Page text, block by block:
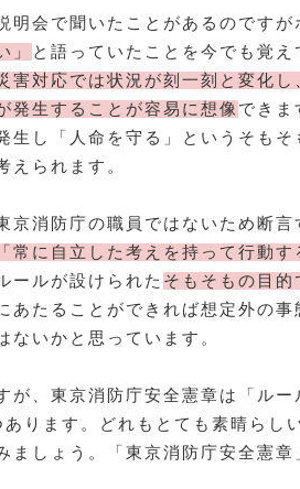
明会で聞いたことがあるのです
」
と語っていたことを今でも覚え
害対応では状況が刻一刻と変化
発生することが容易に想像 できま
生し「人命を守る」というそも
えられます。
京消防庁の職員ではないため断
「常に自立した考えを持って行動
ールが設けられた そもそもの目
あたることができれば想定外の
ないかと思っています。
が、東京消防庁安全憲章は「ル
あります。どれもとても素晴らし
ましょう。「東京消防庁安全憲章